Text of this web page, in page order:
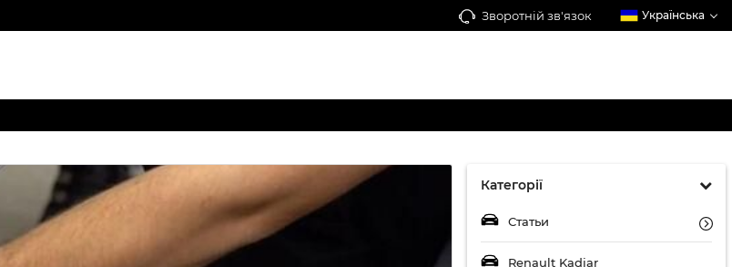
Зворотній зв'язок Українська
Категорії
Статьи
Renault Kadjar